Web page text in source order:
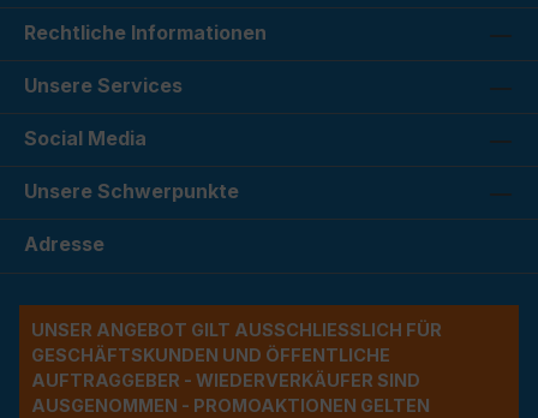
Rechtliche Informationen
Unsere Services
Social Media
Unsere Schwerpunkte
Adresse
UNSER ANGEBOT GILT AUSSCHLIESSLICH FÜR G
ESCHÄFTSKUNDEN UND ÖFFENTLICHE A
UFTRAGGEBER - WIEDERVERKÄUFER SIND A
USGENOMMEN - PROMOAKTIONEN GELTEN A